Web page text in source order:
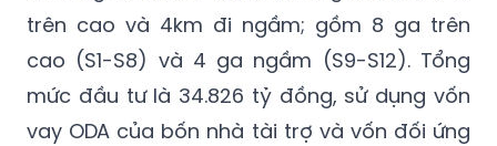
trên cao và 4km đi ngầm; gồm 8 ga trên
cao (S1-S8) và 4 ga ngầm (S9-S12). Tổng
mức đầu tư là 34.826 tỷ đồng, sử dụng vốn
vay ODA của bốn nhà tài trợ và vốn đối ứng